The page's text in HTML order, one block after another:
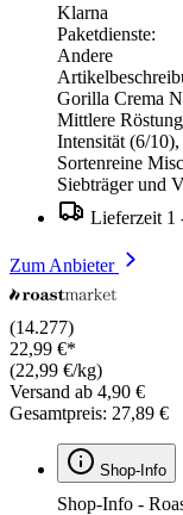
Klarna
Paketdienste:
Andere
Gorilla Crema
Mittlere
Intensität (6/
Sortenreine
Siebträger und
Lieferzeit 1
Zum Anbieter
(14.277)
22,99 €*
(22,99 €/kg)
Versand ab 4,90 €
Gesamtpreis: 27,89 €
Shop-Info
Shop-Info -